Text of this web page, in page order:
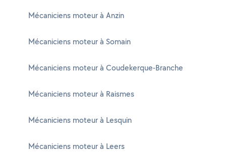
Mécaniciens moteur à Anzin
Mécaniciens moteur à Somain
Mécaniciens moteur à Coudekerque-Branche
Mécaniciens moteur à Raismes
Mécaniciens moteur à Lesquin
Mécaniciens moteur à Leers